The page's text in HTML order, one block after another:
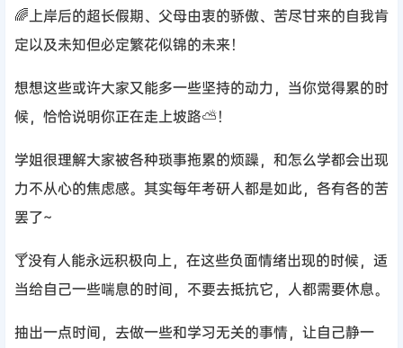
🌈上岸后的超长假期、父母由衷的骄傲、苦尽甘来的自我肯
定以及未知但必定繁花似锦的未来！
想想这些或许大家又能多一些坚持的动力，当你觉得累的时
候，恰恰说明你正在走上坡路⛅！
学姐很理解大家被各种琐事拖累的烦躁，和怎么学都会出现
力不从心的焦虑感。其实每年考研人都是如此，各有各的苦
罢了~
🍸没有人能永远积极向上，在这些负面情绪出现的时候，适
当给自己一些喘息的时间，不要去抵抗它，人都需要休息。
抽出一点时间，去做一些和学习无关的事情，让自己静一